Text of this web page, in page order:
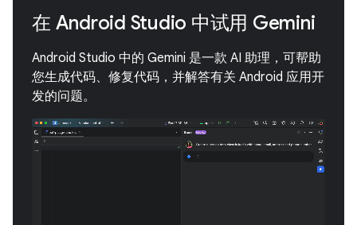
在 Android Studio 中试用 Gemini
Android Studio 中的 Gemini 是一款 AI 助理，可帮助
您生成代码、修复代码，并解答有关 Android 应用开
发的问题。